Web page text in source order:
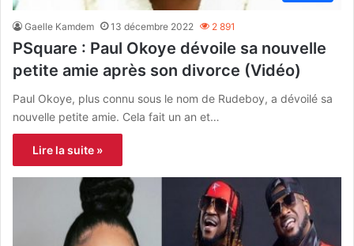
Gaelle Kamdem 13 décembre 2022 2 891
PSquare : Paul Okoye dévoile sa nouvelle
petite amie après son divorce (Vidéo)
Paul Okoye, plus connu sous le nom de Rudeboy, a dévoilé sa
nouvelle petite amie. Cela fait un an et…
Lire la suite »